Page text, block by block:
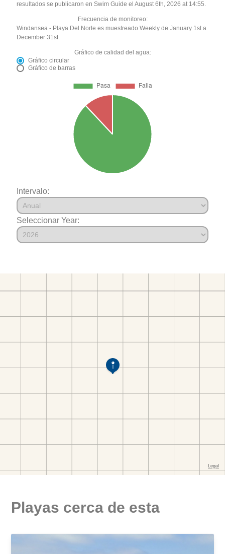
resultados se publicaron en Swim Guide el August 6th, 2026 at 14:55.
Frecuencia de monitoreo:
Windansea - Playa Del Norte es muestreado Weekly de January 1st a
December 31st.
Gráfico de calidad del agua:
Gráfico circular
Gráfico de barras
Intervalo:
Seleccionar Year:
Playas cerca de esta